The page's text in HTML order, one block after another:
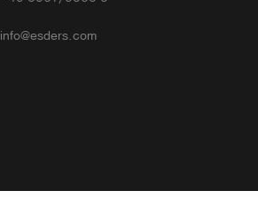
info@esders.com